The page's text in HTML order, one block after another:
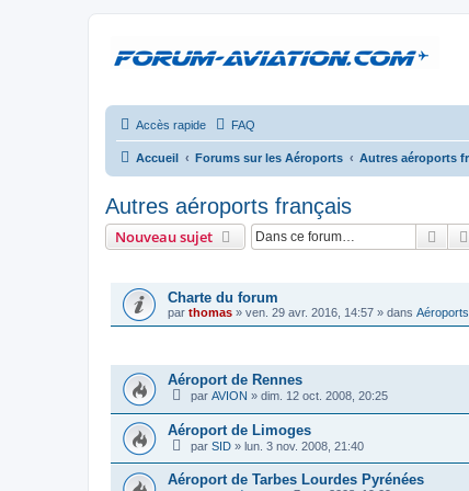
Accès rapide FAQ
Accueil Forums sur les Aéroports Autres aéroports
Autres aéroports français
Nouveau sujet
Charte du forum
par thomas » ven. 29 avr. 2016, 14:57 » dans
Aéroport de Rennes
par AVION » dim. 12 oct. 2008, 20:25
Aéroport de Limoges
par SID » lun. 3 nov. 2008, 21:40
Aéroport de Tarbes Lourdes Pyrénées